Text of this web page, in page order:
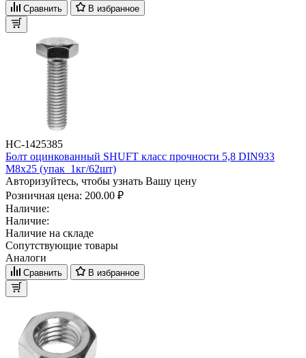
Сравнить В избранное
НС-1425385
Болт оцинкованный SHUFT класс прочности 5,8 DIN933
М8x25 (упак_1кг/62шт)
Авторизуйтесь, чтобы узнать Вашу цену
Розничная цена: 200.00 ₽
Наличие:
Наличие:
Наличие на складе
Сопутствующие товары
Аналоги
Сравнить В избранное